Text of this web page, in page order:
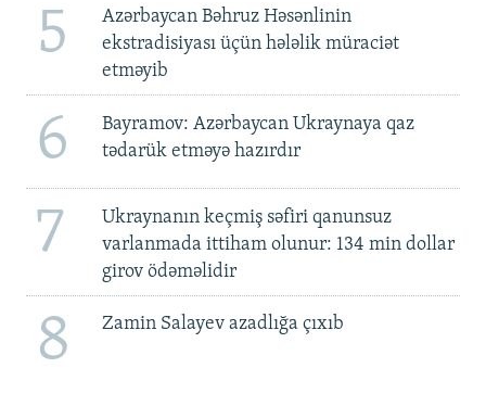
5
Azərbaycan Bəhruz Həsənlinin
ekstradisiyası üçün hələlik müraciət
etməyib
6
Bayramov: Azərbaycan Ukraynaya qaz
tədarük etməyə hazırdır
7
Ukraynanın keçmiş səfiri qanunsuz
varlanmada ittiham olunur: 134 min dollar
girov ödəməlidir
8 Zamin Salayev azadlığa çıxıb